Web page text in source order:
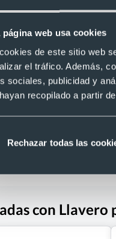
página web usa cookies
de este sitio web
el tráfico. Además,
sociales, publicidad y
recopilado a partir
Rechazar todas las
Llavero
metálica
Ref. 8822297
Recíbelo
con